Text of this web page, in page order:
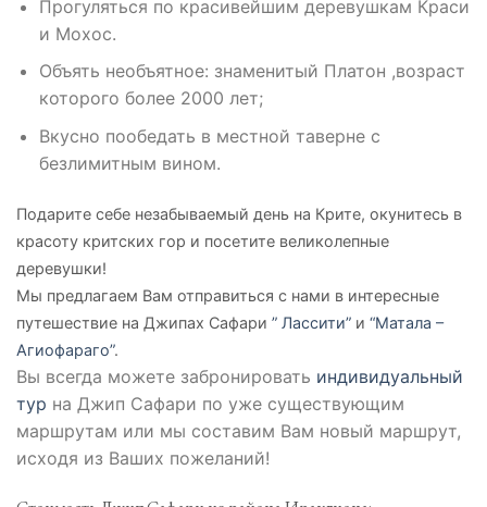
Прогуляться по красивейшим деревушкам Краси
и Мохос.
Объять необъятное: знаменитый Платон ,возраст
которого более 2000 лет;
Вкусно пообедать в местной таверне с
безлимитным вином.
Подарите себе незабываемый день на Крите, окунитесь в
красоту критских гор и посетите великолепные
деревушки!
Мы предлагаем Вам отправиться с нами в интересные
путешествие на Джипах Сафари ” Лассити” и “Матала –
Агиофараго”.
Вы всегда можете забронировать индивидуальный
тур на Джип Сафари по уже существующим
маршрутам или мы составим Вам новый маршрут,
исходя из Ваших пожеланий!